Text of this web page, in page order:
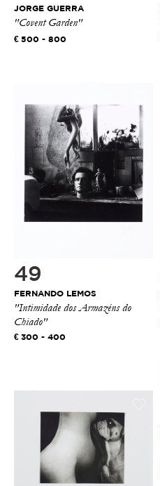
JORGE GUERRA
"Covent Garden"
500 - 800
49
FERNANDO LEMOS
"Intimidade dos Armazéns do
Chiado"
300 - 400